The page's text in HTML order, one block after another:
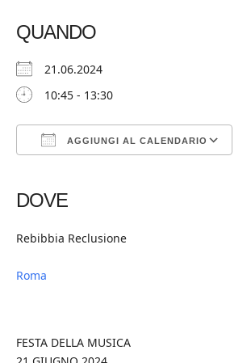
QUANDO
21.06.2024
10:45 - 13:30
AGGIUNGI AL CALENDARIO
DOVE
Rebibbia Reclusione
Roma
FESTA DELLA MUSICA